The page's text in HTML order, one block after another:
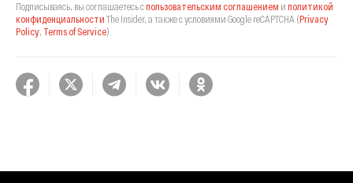
Подписываясь, вы соглашаетесь спользовательским соглашением и политикой
конфиденциальности The Insider, а также с условиями Google reCAPTCHA (Privacy
Policy, Terms of Service).